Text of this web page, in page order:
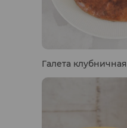
Галета клубничная